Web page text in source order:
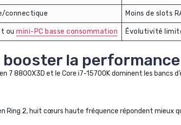
connectique Moins de slots
ou mini-PC basse consommation Évolutivité
la performance
7 8800X3D et le Core i7-15700K dominent les bancs
2, huit cœurs haute fréquence répondent mieux